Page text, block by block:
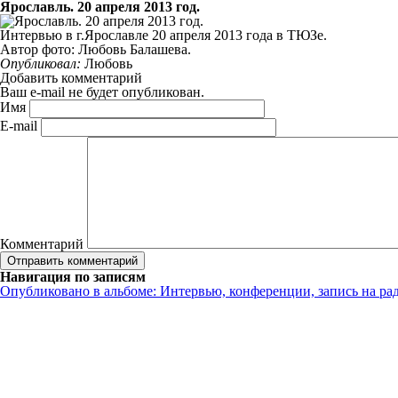
Ярославль. 20 апреля 2013 год.
Интервью в г.Ярославле 20 апреля 2013 года в ТЮЗе.
Автор фото: Любовь Балашева.
Опубликовал: Любовь
Добавить комментарий
Ваш e-mail не будет опубликован.
Имя
E-mail
Комментарий
Навигация по записям
Опубликовано в альбоме: Интервью, конференции, запись на